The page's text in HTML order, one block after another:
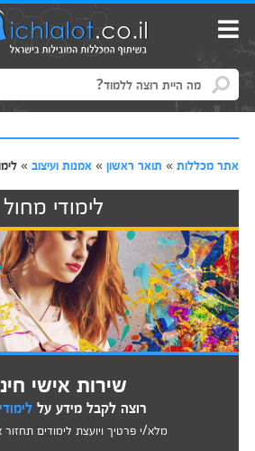
אתר מכללות» תואר ראשון» אמנות ועיצוב»
לימודי מחול
שירות אישי
רוצה לקבל מידע על
מלא/י פרטיך ויועצת לימודים